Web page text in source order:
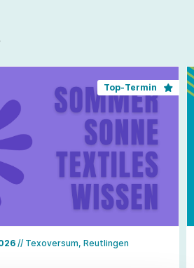
// Texoversum, Reutlingen
Top-Termin